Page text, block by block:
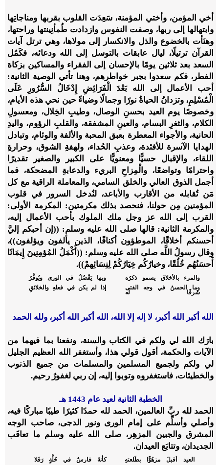
أخي المؤمن، وأختي المؤمنة، سَعِدَت القلوب بقربها ومناجاتِها
وابتهالها إلى ربها، وصفت النفوس وازدادت طُمأنِينتها وراحتها،
وهنَأت بالخضوع والذل والانكسار إلى مولاها، وهي ترتل آيات
القرآن ترتيلًا، ليال عابقات بالتوسل إلى الله ودعائه، فكَمُل
السعد بعد ثلاثين يومًا بالإحسان إلى الفقراء والمساكين بزكاة
الفطر، فكم سعدوا بجبر خواطرهم، وهنا تأتي الوصية الثانية:
أحب الأعمال إلى الله بَعْدَ الْفَرَائِضِ إِدْخَالُ السُّرُورِ عَلَى
الْمُسْلِمِ، وتزدانُ الحياةُ نورًا وجمالًا وضياءً حين نحي هذه الأيام،
وخصوصًا يوم العيد بحسنِ الوصال، وطيبِ الخِلال، ومعسولِ
الكلام، والثغرِ البسام، والعينِ المشفقة، والقلبِ الرؤوم، واليدِ
الحانية، والأجواء المعطرة بعبق المحبة والألفة والوئام، وتبادل
الهدايا الآسرة للأفئدة، وعذبِ الحُداء، ولهفةِ الشوق، وحرارةِ
اللقاء، والإقبال حسيًّا ومعنويًّا على الكبير والصغير تقديرًا
واحترامًا وتواضعًا، والْمِزاحِ البريء والدعابةِ المضحكة، فما
أجمل الذوق العالي والخلق السامي، والمعاملة الراقية مع كل
مَن تُقابله من الأقارب والأباعد، لنُدخل السرور في قلوب
المؤمنين مِن حولنا، فنحصد بذلك مكرمتين: المكرمة الأولى:
القرب إلى الله عز وجل ملك الملوك بأحب الأعمال إليه،
والمكرمة الثانية: قالها صلى الله عليه وسلم: ((إن أحبكم إليَّ
أحسنكم أخلاقًا، الموطؤون أكنافًا، الذين يألفون ويؤلفون))،
وقال رسولُ اللَّه صلى الله عليه وسلم: ((أَكْمَلُ المُؤمِنِينَ إِيمَانًا
أَحسَنُهُم خُلُقًا، وخيارُكُم خِيَارُكُمْ لِنِسَائِهمْ)).
والمرء بالأخلاق يسمو ذكرُه
وبها يَفْضُلُ في الورى ويُوقَّرُ
وما الحسنُ في وجه الفتى
شرفًا له
إذا لم يكن في فعلهِ والخلائقِ
الله أكبر الله أكبر، لا إله إلا الله، الله أكبر الله أكبر، ولله الحمد
بارَك الله لي ولكم في الكتاب والسنة، ونفعنا بما فيهما من
الآيات والحكمة، أقول قولي هذا، وأستغفر الله العظيم الجليل
لي ولكم ولجميع المسلمين والمسلمات من جميع الذنوب
والخطيئات، فاستغفروه وتوبوا إليه، إن ربي لغفورٌ رحيم.
الخطبة الثانية لعيد عام 1443 هـ
الحمد لله ربِّ العالمين، الحمد لله حمدًا كثيرًا طيبًا مباركًا فيه،
وأصلي وأسلِّم على إمام الورى ونور الدجى، صاحب الوجه
المشرق والجبين المزهِر، صلى الله عليه وسلم ما تعاقَب
الجديدان، وتتابَع العيدان.
العيد أقبلَ مزهُوًّا بطَلعتهِ
كأنهُ فارسٌ في حُلَّةٍ رَفَلا